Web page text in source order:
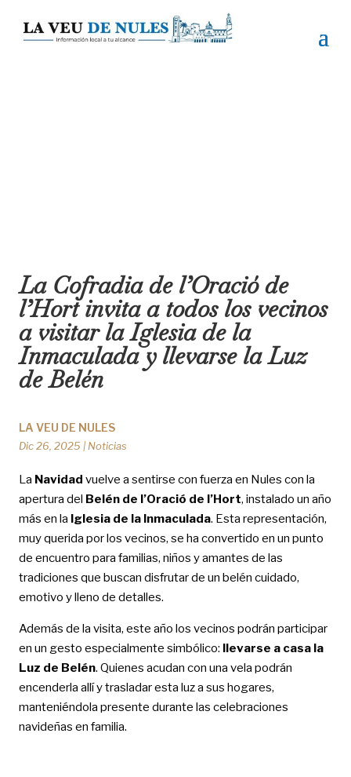
La Cofradia de l’Oració de
l’Hort invita a todos los vecinos
a visitar la Iglesia de la
Inmaculada y llevarse la Luz
de Belén
LA VEU DE NULES
Dic 26, 2025 | Noticias
La Navidad vuelve a sentirse con fuerza en Nules con la
apertura del Belén de l’Oració de l’Hort, instalado un año
más en la Iglesia de la Inmaculada. Esta representación,
muy querida por los vecinos, se ha convertido en un punto
de encuentro para familias, niños y amantes de las
tradiciones que buscan disfrutar de un belén cuidado,
emotivo y lleno de detalles.
Además de la visita, este año los vecinos podrán participar
en un gesto especialmente simbólico: llevarse a casa la
Luz de Belén. Quienes acudan con una vela podrán
encenderla allí y trasladar esta luz a sus hogares,
manteniéndola presente durante las celebraciones
navideñas en familia.